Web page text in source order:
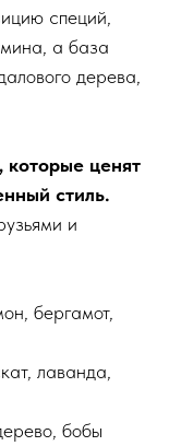
специй,
а база
дерева,
которые ценят
стиль.
и
бергамот,
лаванда,
бобы